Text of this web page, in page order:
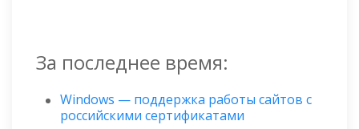
За последнее время:
Windows — поддержка работы сайтов с
российскими сертификатами